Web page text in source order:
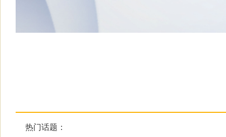
热门话题：